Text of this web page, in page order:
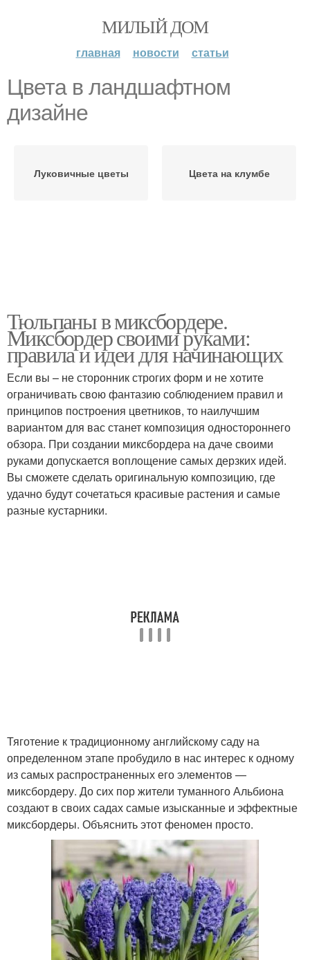
МИЛЫЙ ДОМ
главная новости статьи
Цвета в ландшафтном
дизайне
Луковичные цветы Цвета на клумбе
Тюльпаны в миксбордере.
Миксбордер своими руками:
правила и идеи для начинающих
Если вы – не сторонник строгих форм и не хотите
ограничивать свою фантазию соблюдением правил и
принципов построения цветников, то наилучшим
вариантом для вас станет композиция одностороннего
обзора. При создании миксбордера на даче своими
руками допускается воплощение самых дерзких идей.
Вы сможете сделать оригинальную композицию, где
удачно будут сочетаться красивые растения и самые
разные кустарники.
Тяготение к традиционному английскому саду на
определенном этапе пробудило в нас интерес к одному
из самых распространенных его элементов —
миксбордеру. До сих пор жители туманного Альбиона
создают в своих садах самые изысканные и эффектные
миксбордеры. Объяснить этот феномен просто.